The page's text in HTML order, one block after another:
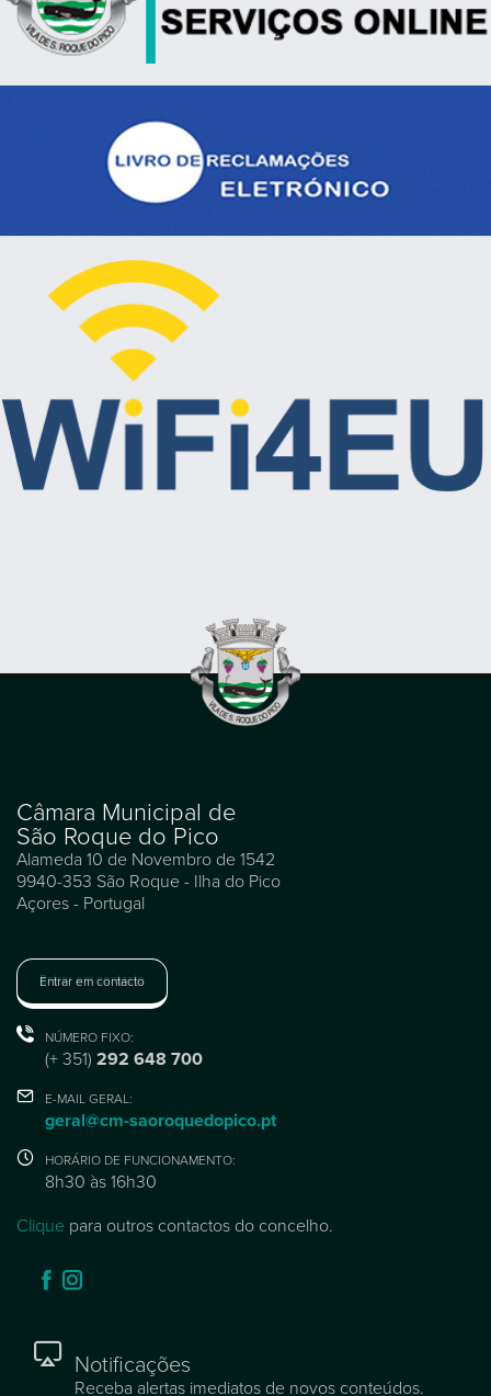
Câmara Municipal de
São Roque do Pico
Alameda 10 de Novembro de 1542
9940-353 São Roque - Ilha do Pico
Açores - Portugal
Entrar em contacto
NÚMERO FIXO:
(+ 351) 292 648 700
E-MAIL GERAL:
geral@cm-saoroquedopico.pt
HORÁRIO DE FUNCIONAMENTO:
8h30 às 16h30
Clique para outros contactos do concelho.
Notificações
Receba alertas imediatos de novos conteúdos.